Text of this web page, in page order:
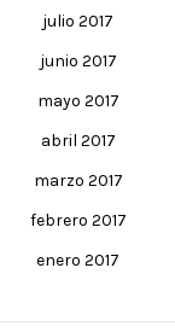
julio 2017
junio 2017
mayo 2017
abril 2017
marzo 2017
febrero 2017
enero 2017